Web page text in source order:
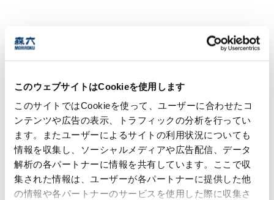
このウェブサイトはCookieを使用します
このサイトではCookieを使って、ユーザーに合わせたコ
ンテンツや広告の表示、トラフィックの分析を行ってい
ます。またユーザーによるサイトの利用状況についても
情報を収集し、ソーシャルメディアや広告配信、データ
解析の各パートナーに情報を共有しています。ここで収
集された情報は、ユーザーが各パートナーに提供した他
の情報や各パートナーのサービスを使用した際に収集さ
素材の軽量化を実現
非金属化により腐食を防止
安定した導電ネットワークにより、ばらつきの少ない性
能を実現
カスタム設計が可能